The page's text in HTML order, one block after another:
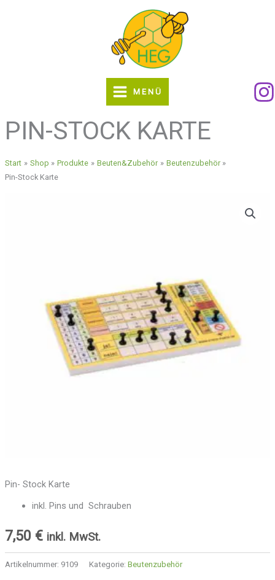
MENÜ
PIN-STOCK KARTE
Start Shop Produkte Beuten&Zubehör
Beutenzubehör
Pin-Stock Karte
Pin- Stock Karte
inkl. Pins und Schrauben
7,50 € inkl. MwSt.
Artikelnummer: 9109 Kategorie: Beutenzubehör